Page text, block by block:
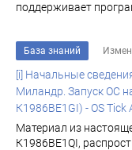
поддерживает
База знаний
[i] Начальные
Миландр. Запуск ОС
К1986ВЕ1GI) - OS Tick
Материал из
К1986ВЕ1QI,